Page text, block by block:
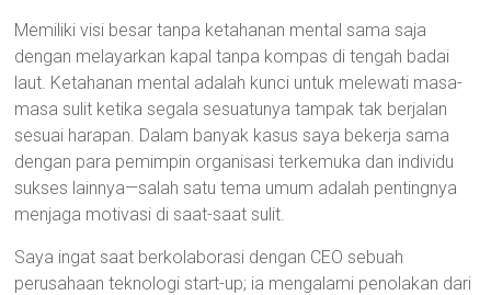
Memiliki visi besar tanpa ketahanan mental sama saja
dengan melayarkan kapal tanpa kompas di tengah badai
laut. Ketahanan mental adalah kunci untuk melewati masa-
masa sulit ketika segala sesuatunya tampak tak berjalan
sesuai harapan. Dalam banyak kasus saya bekerja sama
dengan para pemimpin organisasi terkemuka dan individu
sukses lainnya—salah satu tema umum adalah pentingnya
menjaga motivasi di saat-saat sulit.
Saya ingat saat berkolaborasi dengan CEO sebuah
perusahaan teknologi start-up; ia mengalami penolakan dari